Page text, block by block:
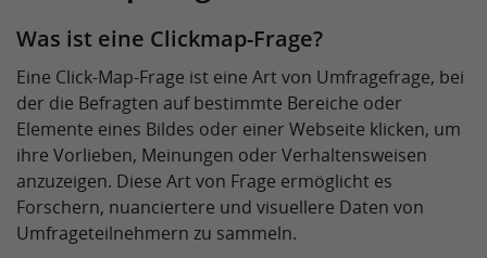
Was ist eine Clickmap-Frage?
Eine Click-Map-Frage ist eine Art von Umfragefrage, bei
der die Befragten auf bestimmte Bereiche oder
Elemente eines Bildes oder einer Webseite klicken, um
ihre Vorlieben, Meinungen oder Verhaltensweisen
anzuzeigen. Diese Art von Frage ermöglicht es
Forschern, nuanciertere und visuellere Daten von
Umfrageteilnehmern zu sammeln.